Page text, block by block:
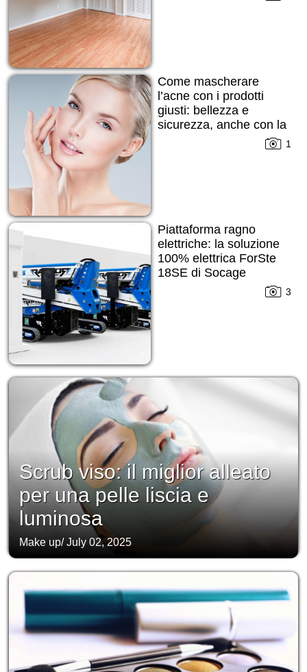
Come mascherare
l’acne con i prodotti
giusti: bellezza e
sicurezza, anche con la
1
Piattaforma ragno
elettriche: la soluzione
100% elettrica ForSte
18SE di Socage
3
Scrub viso: il miglior alleato
per una pelle liscia e
luminosa
Make up/July 02, 2025